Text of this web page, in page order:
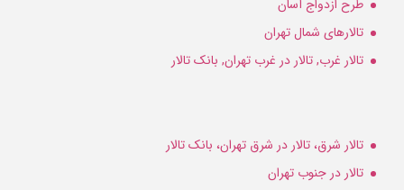
طرح ازدواج آسان
تالارهای شمال تهران
تالار غرب, تالار در غرب تهران, بانک تالار
تالار شرق، تالار در شرق تهران، بانک تالار
تالار در جنوب تهران